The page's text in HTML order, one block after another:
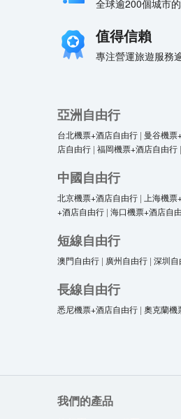
全球逾200個城市
值得信賴
專注營運旅遊服務
亞洲自由行
台北機票+酒店自由行 | 曼谷機票
店自由行 | 福岡機票+酒店自由行 |
中國自由行
北京機票+酒店自由行 | 上海機
+酒店自由行 | 海口機票+酒店自
短線自由行
澳門自由行 | 廣州自由行 | 深圳自
長線自由行
悉尼機票+酒店自由行 | 奧克蘭機
我們的產品